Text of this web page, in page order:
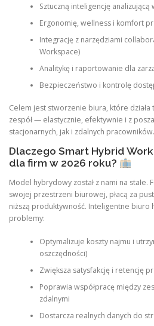
Sztuczną inteligencję
Ergonomię, wellness i komfort
Integrację z narzędziami
Workspace)
Analitykę i raportowanie dla
Bezpieczeństwo i kontrolę
Celem jest stworzenie biura, które działa
zespół — elastycznie, efektywnie i z
stacjonarnych, jak i zdalnych pracowników.
Dlaczego Smart Hybrid
dla firm w 2026 roku?
Model hybrydowy został z nami na stałe.
swojej przestrzeni biurowej, płacą za
niższą produktywność. Inteligentne biuro
problemy:
Optymalizuje koszty najmu i
oszczędności)
Zwiększa satysfakcję i retencję
Poprawia współpracę między
zdalnymi
Dostarcza realnych danych do